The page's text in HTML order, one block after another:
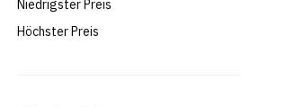
Niedrigster Preis
Höchster Preis